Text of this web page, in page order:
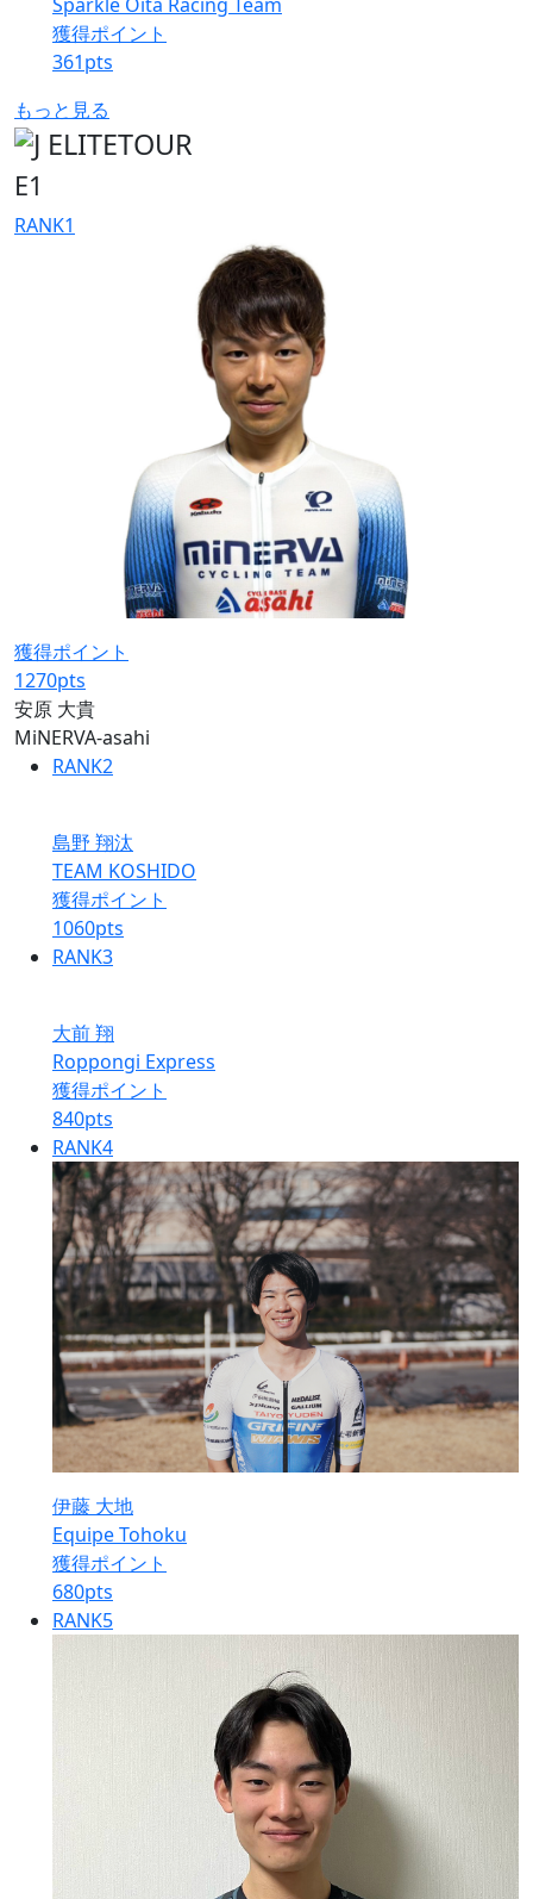
獲得ポイント
361pts
もっと見る
E1
RANK1
獲得ポイント
1270pts
安原 大貴
MiNERVA-asahi
RANK2
島野 翔汰
TEAM KOSHIDO
獲得ポイント
1060pts
RANK3
大前 翔
Roppongi Express
獲得ポイント
840pts
RANK4
伊藤 大地
Equipe Tohoku
獲得ポイント
680pts
RANK5